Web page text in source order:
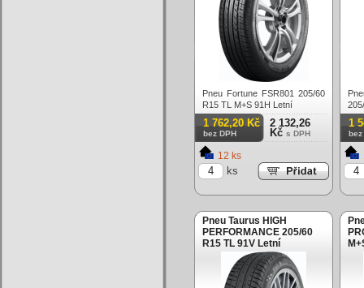
Pneu Fortune FSR801 205/60
R15 TL M+S 91H Letní
1 762,20 Kč
bez DPH
2 132,26
Kč s DPH
12 ks
ks
1
bez
Pneu Taurus HIGH
PERFORMANCE 205/60
R15 TL 91V Letní